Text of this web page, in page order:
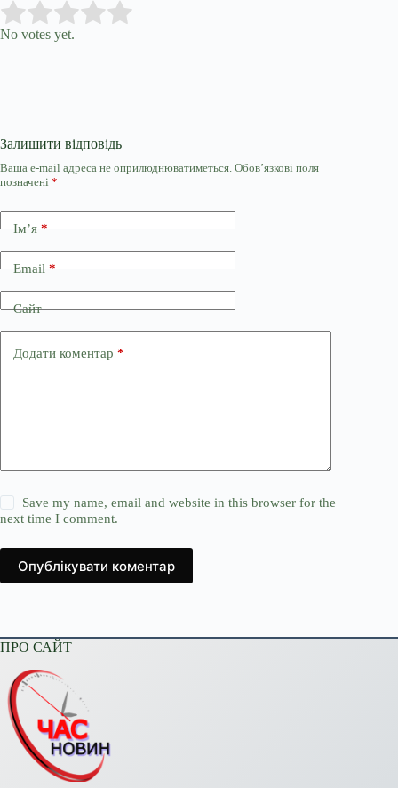
Rate this item:
No votes yet.
Залишити відповідь
Ваша e-mail адреса не оприлюднюватиметься. Обов’язкові поля
позначені *
Ім’я*
Email*
Сайт
Додати коментар *
Save my name, email and website in this browser for the
next time I comment.
Опублікувати коментар
ПРО САЙТ